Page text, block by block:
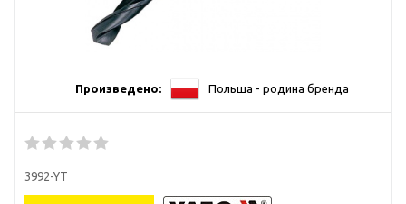
Произведено: Польша - родина бренда
3992-YT